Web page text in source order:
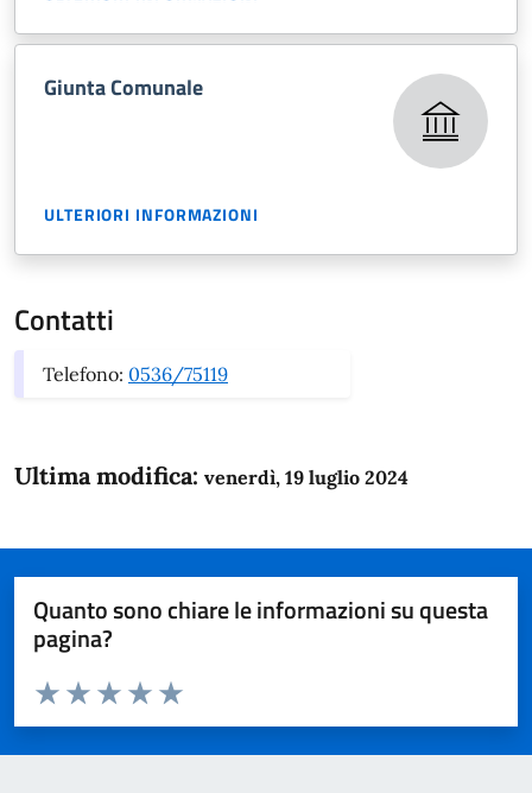
Giunta Comunale
ULTERIORI INFORMAZIONI
Contatti
Telefono: 0536/75119
Ultima modifica: venerdì, 19 luglio 2024
Quanto sono chiare le informazioni su questa
pagina?
Domanda
Valuta da 1 a 5 stelle la pagina
Valuta 5 stelle su 5
Valuta 4 stelle su 5
Valuta 3 stelle su 5
Valuta 2 stelle su 5
Valuta 1 stelle su 5